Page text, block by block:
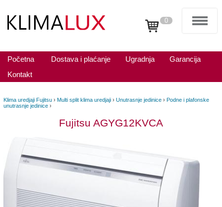
0
Početna Dostava i plaćanje Ugradnja
Garancija
Kontakt
Klima uredjaji Fujitsu › Multi split klima uredjaji › Unutrasnje jedinice › Podne i plafonske
unutrasnje jedinice ›
Fujitsu AGYG12KVCA